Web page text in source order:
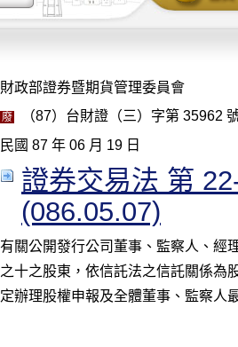
財政部證券暨期貨管理委員會
廢
（87）台財證（三）字第 35962
民國 87 年 06 月 19 日
證券交易法 第
(086.05.07)
有關公開發行公司董事、監察人、經
之十之股東，依信託法之信託關係為